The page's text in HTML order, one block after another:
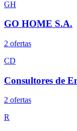
GH
GO HOME S.A.
2 ofertas
CD
Consultores de
2 ofertas
R